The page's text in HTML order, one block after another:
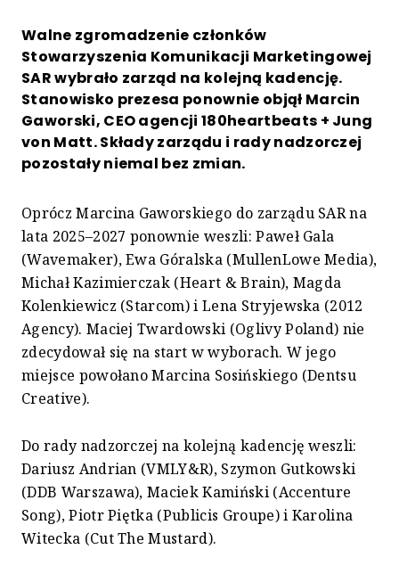
Walne zgromadzenie członków
Stowarzyszenia Komunikacji Marketingowej
SAR wybrało zarząd na kolejną kadencję.
Stanowisko prezesa ponownie objął Marcin
Gaworski, CEO agencji 180heartbeats + Jung
von Matt. Składy zarządu i rady nadzorczej
pozostały niemal bez zmian.
Oprócz Marcina Gaworskiego do zarządu SAR na
lata 2025–2027 ponownie weszli: Paweł Gala
(Wavemaker), Ewa Góralska (MullenLowe Media),
Michał Kazimierczak (Heart & Brain), Magda
Kolenkiewicz (Starcom) i Lena Stryjewska (2012
Agency). Maciej Twardowski (Oglivy Poland) nie
zdecydował się na start w wyborach. W jego
miejsce powołano Marcina Sosińskiego (Dentsu
Creative).
Do rady nadzorczej na kolejną kadencję weszli:
Dariusz Andrian (VMLY&R), Szymon Gutkowski
(DDB Warszawa), Maciek Kamiński (Accenture
Song), Piotr Piętka (Publicis Groupe) i Karolina
Witecka (Cut The Mustard).